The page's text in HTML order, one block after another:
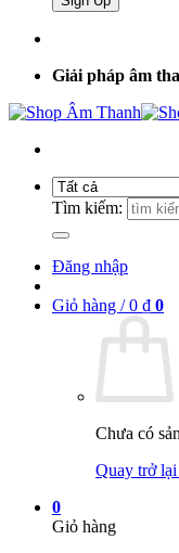
Giải pháp âm
Tìm kiếm:
Đăng nhập
Giỏ hàng /0 ₫ 0
Chưa có
Quay trở
0
Giỏ hàng